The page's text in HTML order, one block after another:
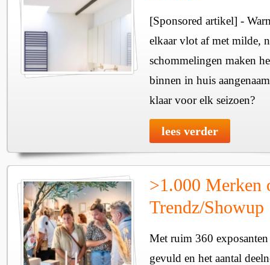
[Sponsored artikel] -
elkaar vlot af met milde,
schommelingen maken
binnen in huis
klaar voor elk seizoen?
lees verder
>1.000 Merken
Trendz/Showup
Met ruim 360
gevuld en het aantal